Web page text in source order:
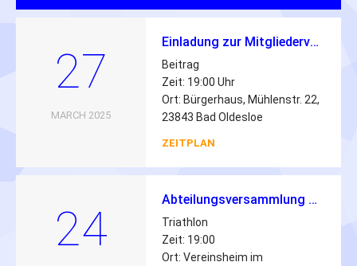
27
MARCH 2025
Einladung zur Mitgliederversammlung des VfL Oldesloe von 1862 e.V.
Beitrag
Zeit: 19:00 Uhr
Ort: Bürgerhaus, Mühlenstr. 22,
23843 Bad Oldesloe
ZEITPLAN
24
Abteilungsversammlung Triathlon 2026
Triathlon
Zeit: 19:00
Ort: Vereinsheim im